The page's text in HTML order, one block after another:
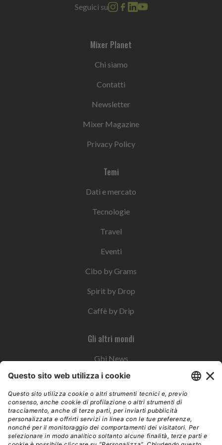
Seguici su
Mixer Planet
Chi siamo
Contatti
Newsletter
Mixer Magazine
Privacy Policy
Temi
Dati e mercato
Tecnologie
Travel
Eventi
Cibo by Grams
Spirit by Drop
Caffè by Drip
Gli altri mondi
Gbi News
Instoremag
Esplora il gruppo
Edra Edizioni